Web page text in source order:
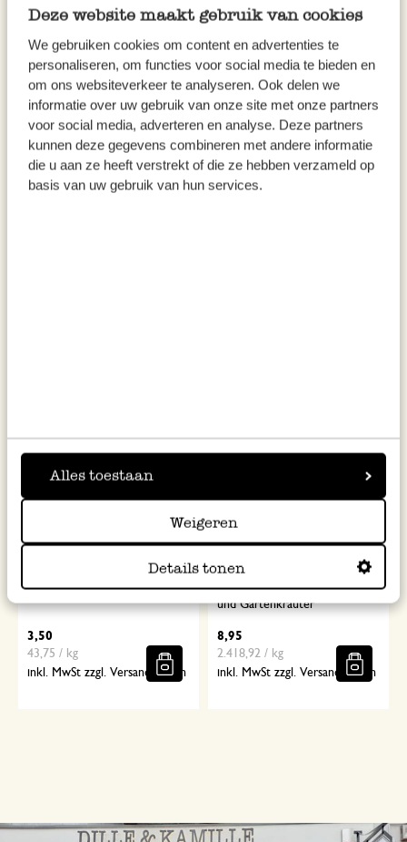
Deze website maakt gebruik van cookies
We gebruiken cookies om content en advertenties te
personaliseren, om functies voor social media te bieden en
om ons websiteverkeer te analyseren. Ook delen we
informatie over uw gebruik van onze site met onze partners
voor social media, adverteren en analyse. Deze partners
kunnen deze gegevens combineren met andere informatie
die u aan ze heeft verstrekt of die ze hebben verzameld op
basis van uw gebruik van hun services.
Alles toestaan
Weigeren
Details tonen
inkl. MwSt zzgl. Versandkosten inkl. MwSt zzgl. Versandkosten
3,50
43,75 / kg
inkl. MwSt zzgl. Versandkosten
und Gartenkräuter
8,95
2.418,92 / kg
inkl. MwSt zzgl. Versandkosten